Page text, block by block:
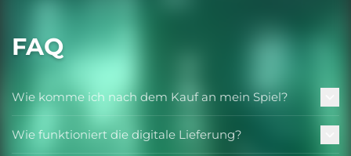
FAQ
Wie komme ich nach dem Kauf an mein Spiel?
Wie funktioniert die digitale Lieferung?